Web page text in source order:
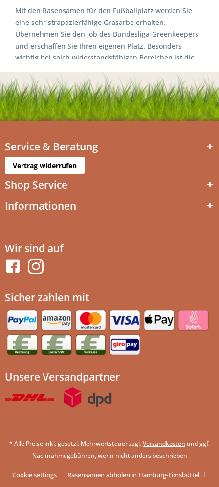
Mit den Rasensamen für den Fußballplatz werden Sie
eine sehr strapazierfähige Grasarbe erhalten.
Übernehmen Sie den Job des Bundesliga-Greenkeepers
und erschaffen Sie Ihren eigenen Platz. Besonders
wichtig bei solch widerstandsfähigen Bereichen ist die
Licht. Damit finden die Rasenpflanzen zu jeder Zeit
optimale Wachstumsbedingungen vor.
Service & Beratung
Vertrag widerrufen
Shop Service
Informationen
Wir sind auf
Sicher zahlen mit
Unsere Versandpartner
* Alle Preise inkl. gesetzl. Mehrwertsteuer zzgl.Versandkosten und ggf.
Nachnahmegebühren, wenn nicht anders beschrieben
Cookie settings Rasensamen abholen in Hamburg-Eimsbüttel